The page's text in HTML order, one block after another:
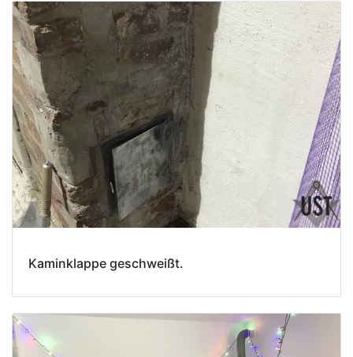
Kaminklappe geschweißt.